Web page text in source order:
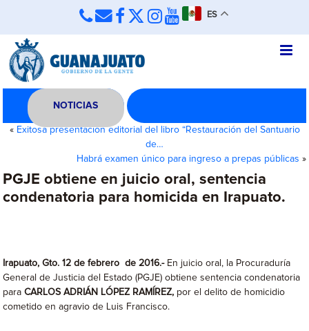
ES
NOTICIAS
« Exitosa presentación editorial del libro “Restauración del Santuario
de…
Habrá examen único para ingreso a prepas públicas »
PGJE obtiene en juicio oral, sentencia
condenatoria para homicida en Irapuato.
Irapuato, Gto. 12 de febrero de 2016.- En juicio oral, la Procuraduría
General de Justicia del Estado (PGJE) obtiene sentencia condenatoria
paraCARLOS ADRIÁN LÓPEZ RAMÍREZ, por el delito de homicidio
cometido en agravio de Luis Francisco.